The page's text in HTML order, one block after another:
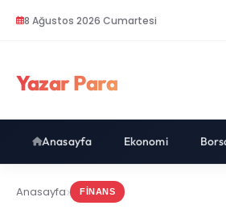
8 Ağustos 2026 Cumartesi
Yazar Para
Anasayfa Ekonomi
Anasayfa FINANS